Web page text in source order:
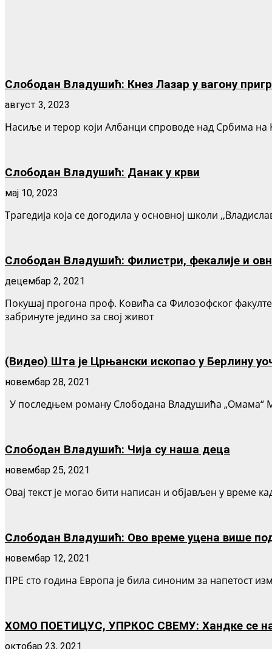
Слободан Владушић: Кнез Лазар у вагону
август 3, 2023
Насиље и терор који Албанци спроводе над Србима на
Слободан Владушић: Данак у крви
мај 10, 2023
Трагедија која се догодила у основној школи
Слободан Владушић: Филистри, фекалије и
децембар 2, 2021
Покушај прогона проф. Ковића са Филозофског
забринуте једино за свој живот
(Видео) Шта је Црњански ископао у Берлину
новембар 28, 2021
У последњем роману Слободана Владушића „Омама“
Слободан Владушић: Чија су наша деца
новембар 25, 2021
Овај текст је могао бити написан и објављен у време
Слободан Владушић: Ово време уцена више
новембар 12, 2021
ПРЕ сто година Европа је била синоним за напетост
ХОМО ПОЕТИЦУС, УПРКОС СВЕМУ: Хандке се на
октобар 23, 2021